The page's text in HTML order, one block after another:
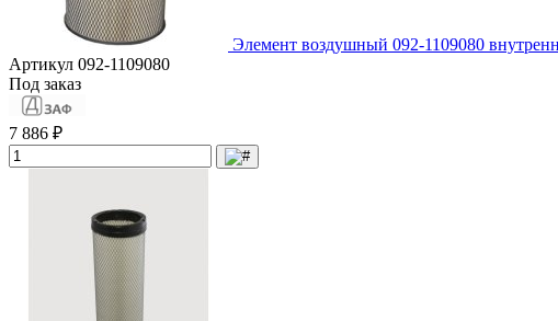
Элемент воздушный 092-1109080
Артикул 092-1109080
Под заказ
7 886 ₽